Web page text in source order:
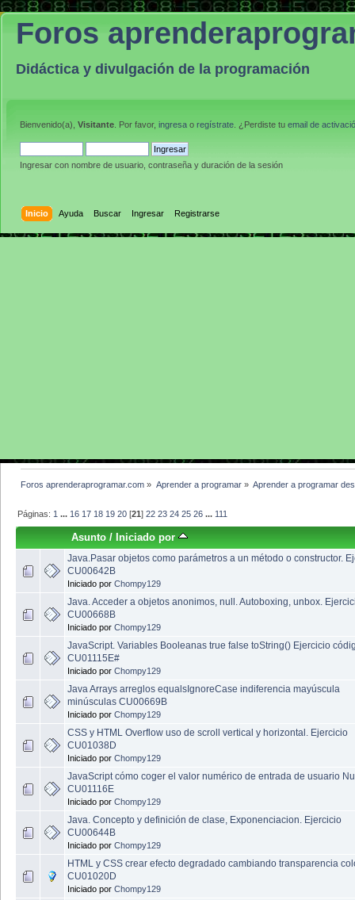
Foros
Didáctica y divulgación de la programación
Bienvenido(a), Visitante . Por favor, ingresa o regístrate . ¿Perdiste tu email de
Ingresar con nombre de usuario, contraseña y duración de la sesión
Inicio Ayuda Buscar Ingresar Registrarse
Foros aprenderaprogramar.com » Aprender a programar» Aprender a programar
Páginas: 1 ... 16 17 18 19 20 [21]22 23 24 25 26 ... 111
Asunto /Iniciado por
Java.Pasar objetos como parámetros a un método o constructor.
CU00642B
Iniciado por Chompy129
Java. Acceder a objetos anonimos, null. Autoboxing, unbox.
CU00668B
Iniciado por Chompy129
JavaScript. Variables Booleanas true false toString() Ejercicio
CU01115E#
Iniciado por Chompy129
Java Arrays arreglos equalsIgnoreCase indiferencia mayúscula
minúsculas CU00669B
Iniciado por Chompy129
CSS y HTML Overflow uso de scroll vertical y horizontal. Ejercicio
CU01038D
Iniciado por Chompy129
JavaScript cómo coger el valor numérico de entrada de usuario
CU01116E
Iniciado por Chompy129
Java. Concepto y definición de clase, Exponenciacion. Ejercicio
CU00644B
Iniciado por Chompy129
HTML y CSS crear efecto degradado cambiando transparencia
CU01020D
Iniciado por Chompy129